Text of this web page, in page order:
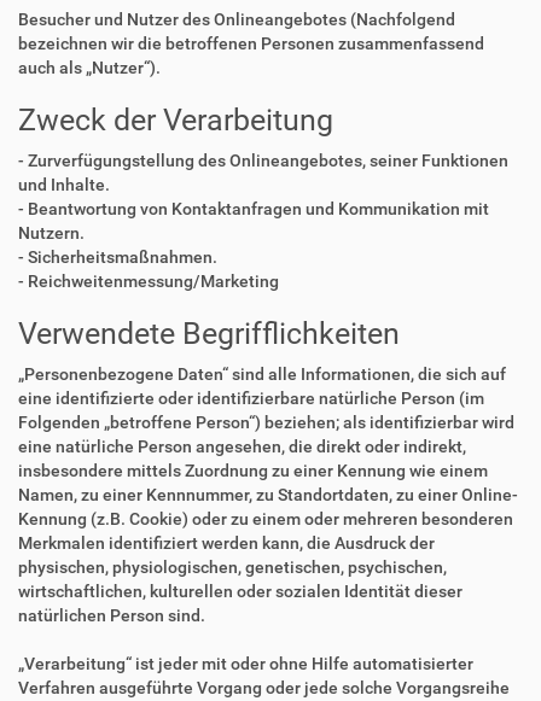
Besucher und Nutzer des Onlineangebotes (Nachfolgend
bezeichnen wir die betroffenen Personen zusammenfassend
auch als „Nutzer“).
Zweck der Verarbeitung
- Zurverfügungstellung des Onlineangebotes, seiner Funktionen
und Inhalte.
- Beantwortung von Kontaktanfragen und Kommunikation mit
Nutzern.
- Sicherheitsmaßnahmen.
- Reichweitenmessung/Marketing
Verwendete Begrifflichkeiten
„Personenbezogene Daten“ sind alle Informationen, die sich auf
eine identifizierte oder identifizierbare natürliche Person (im
Folgenden „betroffene Person“) beziehen; als identifizierbar wird
eine natürliche Person angesehen, die direkt oder indirekt,
insbesondere mittels Zuordnung zu einer Kennung wie einem
Namen, zu einer Kennnummer, zu Standortdaten, zu einer Online-
Kennung (z.B. Cookie) oder zu einem oder mehreren besonderen
Merkmalen identifiziert werden kann, die Ausdruck der
physischen, physiologischen, genetischen, psychischen,
wirtschaftlichen, kulturellen oder sozialen Identität dieser
natürlichen Person sind.
„Verarbeitung“ ist jeder mit oder ohne Hilfe automatisierter
Verfahren ausgeführte Vorgang oder jede solche Vorgangsreihe